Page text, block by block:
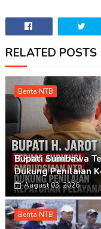
RELATED POSTS
Berita NTB
Bupati Sumbawa
Dukung Penilaian
August 03, 2026
Berita NTB